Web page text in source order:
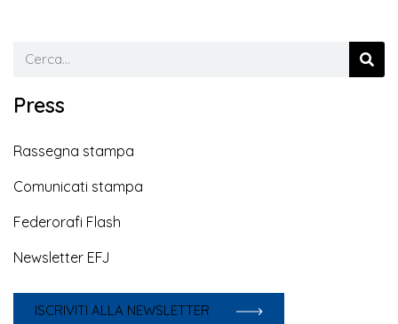
Press
Rassegna stampa
Comunicati stampa
Federorafi Flash
Newsletter EFJ
ISCRIVITI ALLA NEWSLETTER